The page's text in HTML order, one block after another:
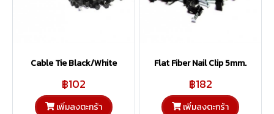
Cable Tie Black/White
฿102
เพิ่มลงตะกร้า
Flat Fiber Nail Clip 5mm.
฿182
เพิ่มลงตะกร้า